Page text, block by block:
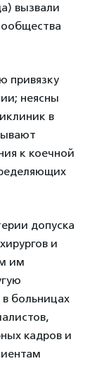
вызвали
привязку
неясны
в
к коечной
допуска
и
им
больницах
кадров и